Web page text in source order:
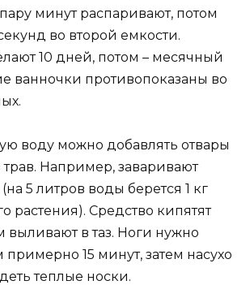
минут распаривают, потом
во второй емкости.
10 дней, потом – месячный
ванночки противопоказаны во
воду можно добавлять отвары
трав. Например, заваривают
5 литров воды берется 1 кг
растения). Средство кипятят
выливают в таз. Ноги нужно
15 минут, затем насухо
теплые носки.